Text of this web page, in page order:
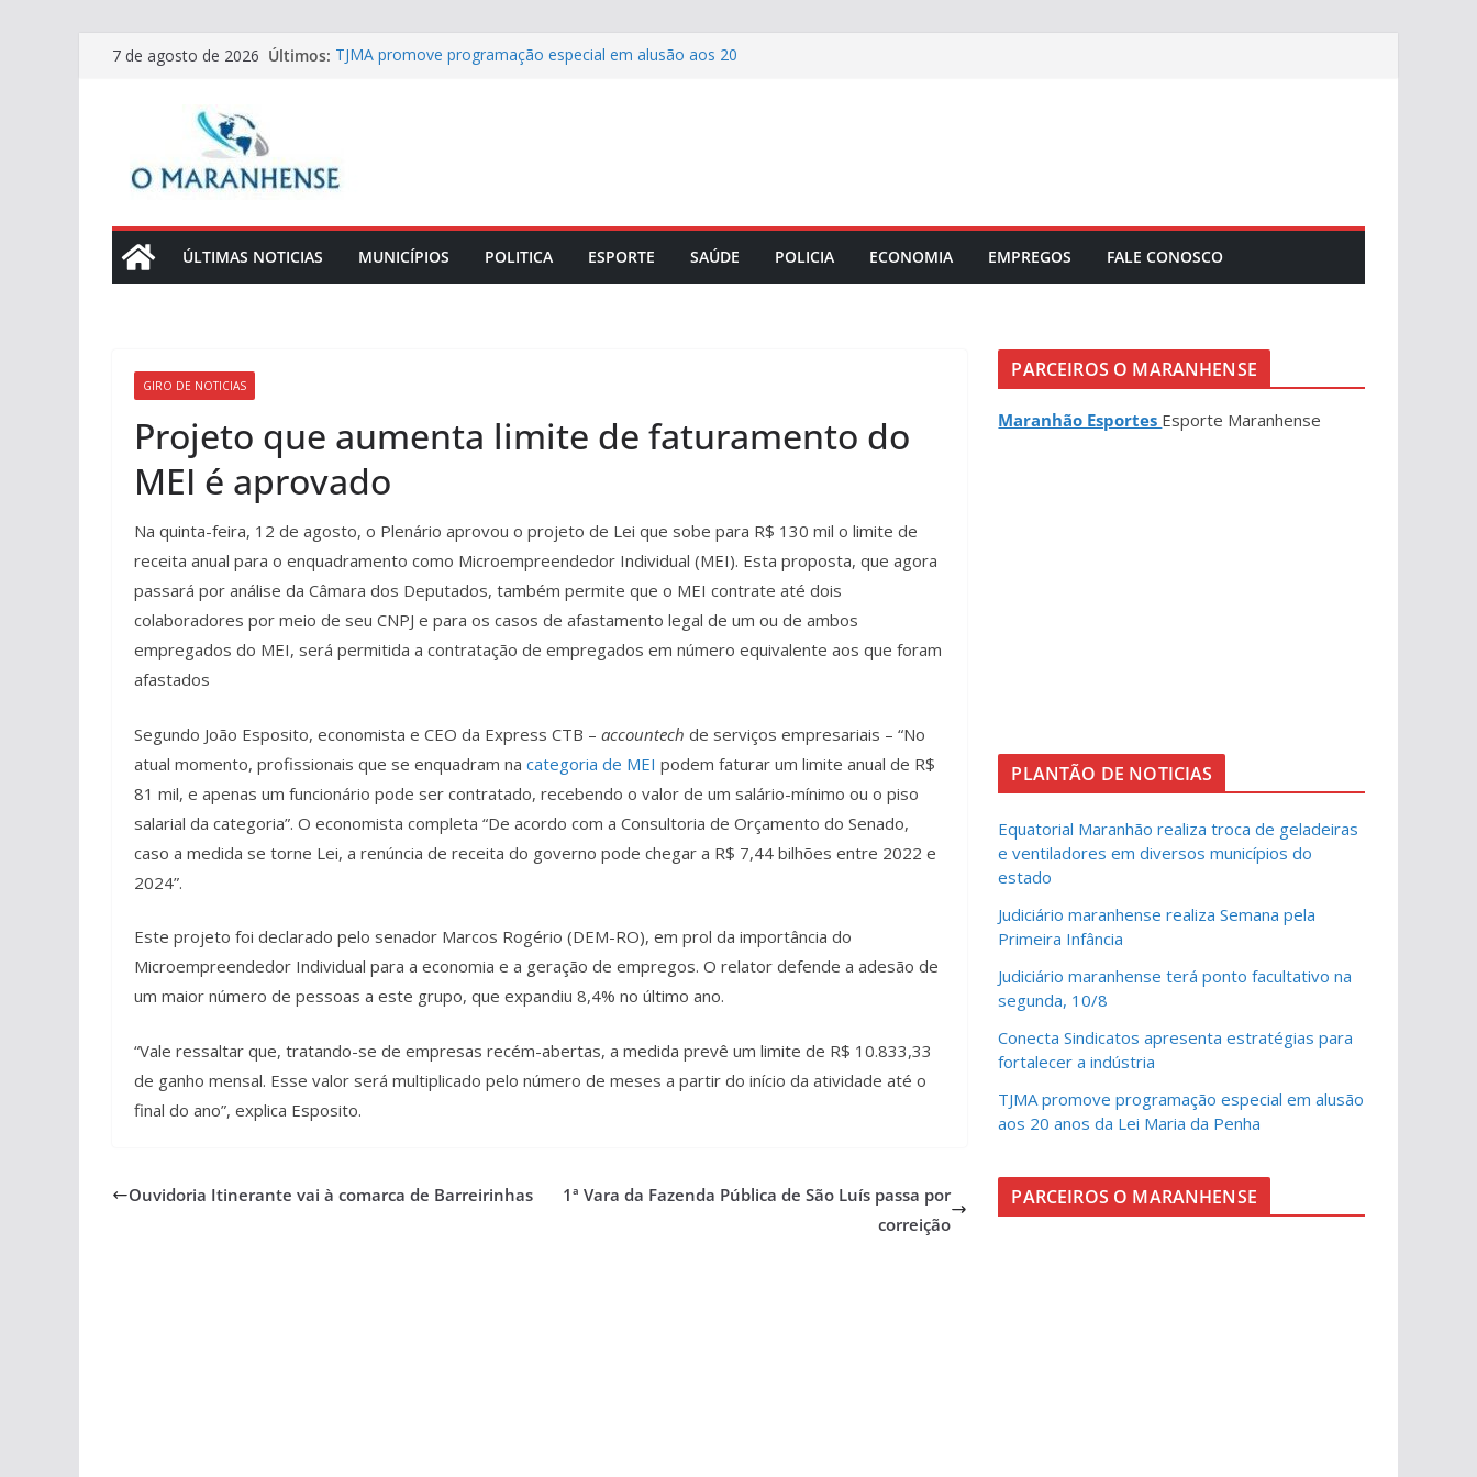
Pular7 de agosto de 2026 Últimos: TJMA promove programação especial em alusão aos 20
Judiciário maranhense terá ponto facultativo na segunda,
10/8
indústria
ÚLTIMAS NOTICIAS
MUNICÍPIOS POLITICA ESPORTE SAÚDE POLICIA ECONOMIA EMPREGOS FALE CONOSCO
GIRO DE NOTICIAS
Projeto que aumenta limite de faturamento do
MEI é aprovado
Na quinta-feira, 12 de agosto, o Plenário aprovou o projeto de Lei que sobe para R$ 130 mil o limite de
receita anual para o enquadramento como Microempreendedor Individual (MEI). Esta proposta, que agora
passará por análise da Câmara dos Deputados, também permite que o MEI contrate até dois
colaboradores por meio de seu CNPJ e para os casos de afastamento legal de um ou de ambos
empregados do MEI, será permitida a contratação de empregados em número equivalente aos que foram
afastados
Segundo João Esposito, economista e CEO da Express CTB – accountech de serviços empresariais – “No
atual momento, profissionais que se enquadram na categoria de MEI podem faturar um limite anual de R$
81 mil, e apenas um funcionário pode ser contratado, recebendo o valor de um salário-mínimo ou o piso
salarial da categoria”. O economista completa “De acordo com a Consultoria de Orçamento do Senado,
caso a medida se torne Lei, a renúncia de receita do governo pode chegar a R$ 7,44 bilhões entre 2022 e
2024”.
Este projeto foi declarado pelo senador Marcos Rogério (DEM-RO), em prol da importância do
Microempreendedor Individual para a economia e a geração de empregos. O relator defende a adesão de
um maior número de pessoas a este grupo, que expandiu 8,4% no último ano.
“Vale ressaltar que, tratando-se de empresas recém-abertas, a medida prevê um limite de R$ 10.833,33
de ganho mensal. Esse valor será multiplicado pelo número de meses a partir do início da atividade até o
final do ano”, explica Esposito.
Ouvidoria Itinerante vai à comarca de Barreirinhas
1ª Vara da Fazenda Pública de São Luís passa por
correição
PARCEIROS O MARANHENSE
Maranhão Esportes Esporte Maranhense
PLANTÃO DE NOTICIAS
Equatorial Maranhão realiza troca de geladeiras
e ventiladores em diversos municípios do
estado
Judiciário maranhense realiza Semana pela
Primeira Infância
Judiciário maranhense terá ponto facultativo na
segunda, 10/8
Conecta Sindicatos apresenta estratégias para
fortalecer a indústria
TJMA promove programação especial em alusão
aos 20 anos da Lei Maria da Penha
PARCEIROS O MARANHENSE